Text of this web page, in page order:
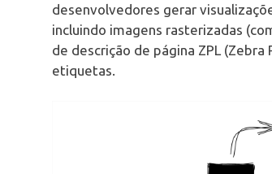
desenvolvedores gerar
incluindo imagens rasterizadas
de descrição de página ZPL
etiquetas.